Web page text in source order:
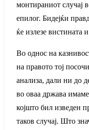
монтираниот случај
епилог. Бидејќи
ќе излезе вистината
Во однос на
на правото тој
анализа, дали ни до
во оваа држава
којшто бил изведен
таков случај. Што